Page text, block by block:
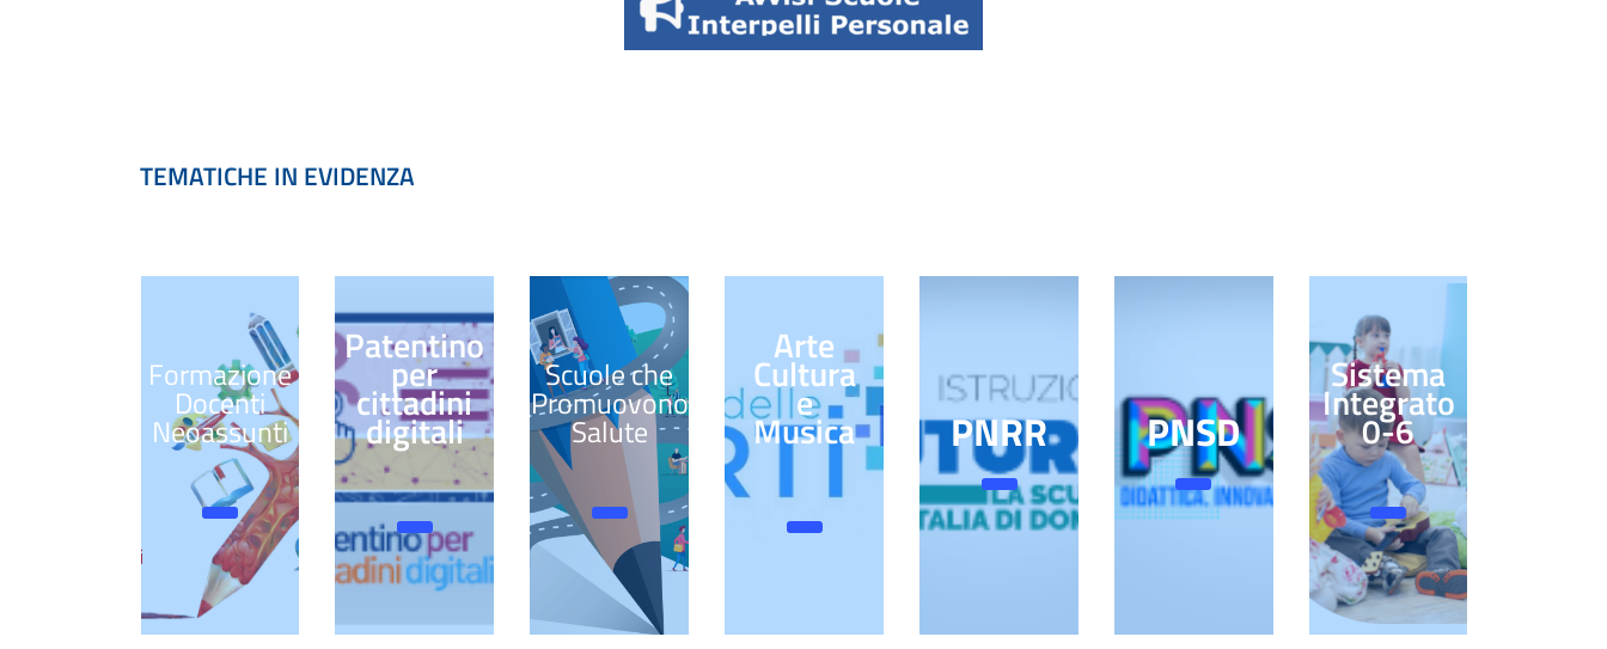
TEMATICHE IN EVIDENZA
Formazione
Docenti
Neoassunti
Patentino
per
cittadini
digitali
Scuole che
Promuovono
Salute
Arte
Cultura
e
Musica PNRR PNSD
Sistema
Integrato
0-6